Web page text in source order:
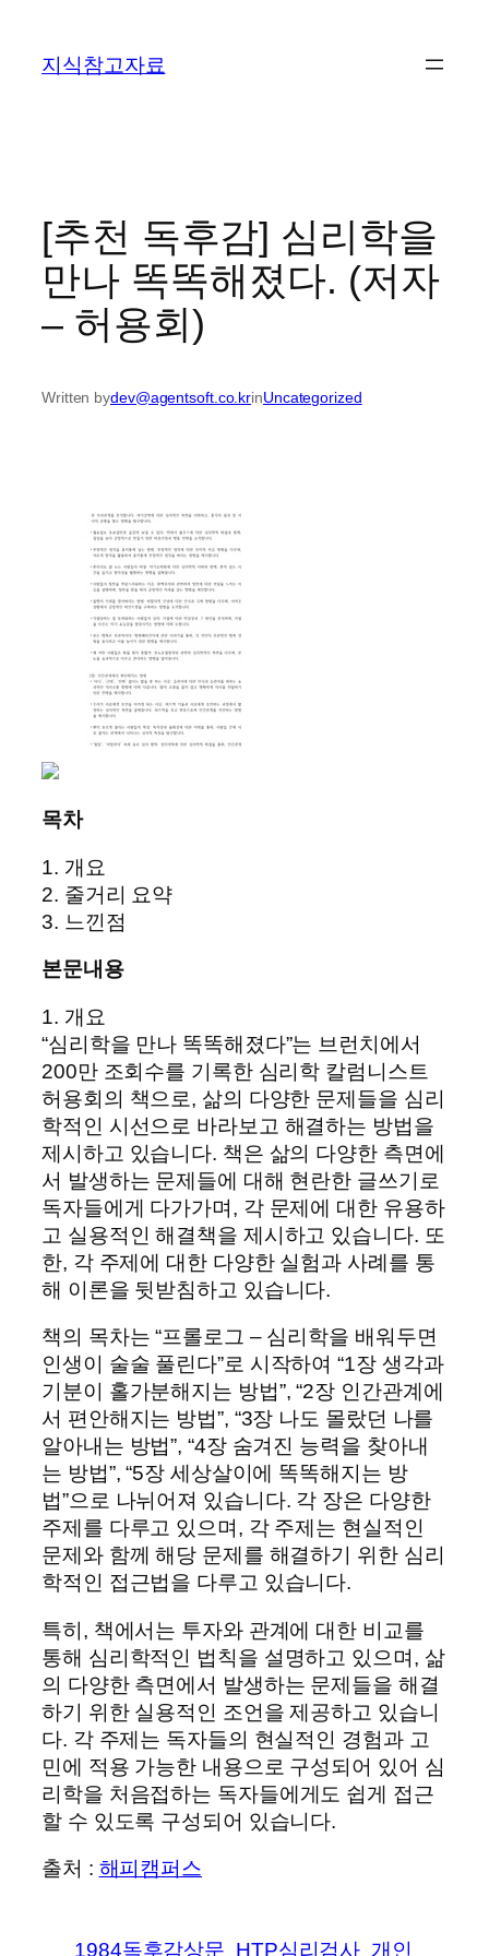
지식참고자료
[추천 독후감] 심리학을
만나 똑똑해졌다. (저자
– 허용회)
Written bydev@agentsoft.co.krinUncategorized
목차
1. 개요
2. 줄거리 요약
3. 느낀점
본문내용
1. 개요
“심리학을 만나 똑똑해졌다”는 브런치에서
200만 조회수를 기록한 심리학 칼럼니스트
허용회의 책으로, 삶의 다양한 문제들을 심리
학적인 시선으로 바라보고 해결하는 방법을
제시하고 있습니다. 책은 삶의 다양한 측면에
서 발생하는 문제들에 대해 현란한 글쓰기로
독자들에게 다가가며, 각 문제에 대한 유용하
고 실용적인 해결책을 제시하고 있습니다. 또
한, 각 주제에 대한 다양한 실험과 사례를 통
해 이론을 뒷받침하고 있습니다.
책의 목차는 “프롤로그 – 심리학을 배워두면
인생이 술술 풀린다”로 시작하여 “1장 생각과
기분이 홀가분해지는 방법”, “2장 인간관계에
서 편안해지는 방법”, “3장 나도 몰랐던 나를
알아내는 방법”, “4장 숨겨진 능력을 찾아내
는 방법”, “5장 세상살이에 똑똑해지는 방
법”으로 나뉘어져 있습니다. 각 장은 다양한
주제를 다루고 있으며, 각 주제는 현실적인
문제와 함께 해당 문제를 해결하기 위한 심리
학적인 접근법을 다루고 있습니다.
특히, 책에서는 투자와 관계에 대한 비교를
통해 심리학적인 법칙을 설명하고 있으며, 삶
의 다양한 측면에서 발생하는 문제들을 해결
하기 위한 실용적인 조언을 제공하고 있습니
다. 각 주제는 독자들의 현실적인 경험과 고
민에 적용 가능한 내용으로 구성되어 있어 심
리학을 처음접하는 독자들에게도 쉽게 접근
할 수 있도록 구성되어 있습니다.
출처 : 해피캠퍼스
1984독후감상문 HTP심리검사 개인